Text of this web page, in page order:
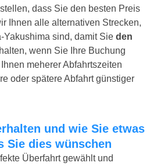
dass Sie den besten Preis
Ihnen alle alternativen Strecken,
sind, damit Sie den
wenn Sie Ihre Buchung
meherer Abfahrtszeiten
oder spätere Abfahrt günstiger
Sie dies wünschen
Überfahrt gewählt und